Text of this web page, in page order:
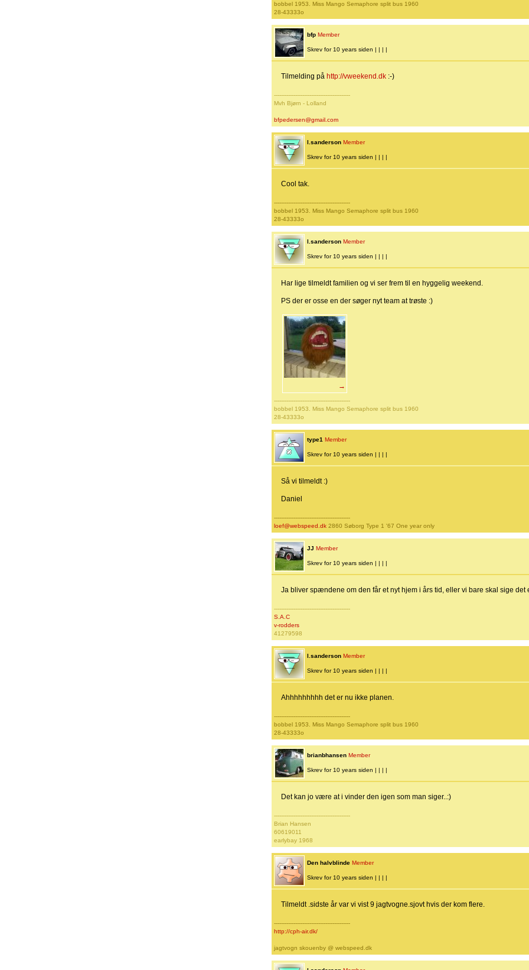
bobbel 1953. Miss Mango Semaphore split bus 1960
28-43333o
bfp Member
Skrev for 10 years siden | | | |
Tilmelding på http://vweekend.dk :-)
-------------------------------------------
Mvh Bjørn - Lolland
bfpedersen@gmail.com
l.sanderson Member
Skrev for 10 years siden | | | |
Cool tak.
-------------------------------------------
bobbel 1953. Miss Mango Semaphore split bus 1960
28-43333o
l.sanderson Member
Skrev for 10 years siden | | | |
Har lige tilmeldt familien og vi ser frem til en hyggelig weekend.
PS der er osse en der søger nyt team at trøste :)
→
-------------------------------------------
bobbel 1953. Miss Mango Semaphore split bus 1960
28-43333o
type1 Member
Skrev for 10 years siden | | | |
Så vi tilmeldt :)
Daniel
-------------------------------------------
loef@webspeed.dk 2860 Søborg Type 1 '67 One year only
JJ Member
Skrev for 10 years siden | | | |
Ja bliver spændene om den får et nyt hjem i års tid, eller vi bare skal sige det
-------------------------------------------
S.A.C
v-rodders
41279598
l.sanderson Member
Skrev for 10 years siden | | | |
Ahhhhhhhhh det er nu ikke planen.
-------------------------------------------
bobbel 1953. Miss Mango Semaphore split bus 1960
28-43333o
brianbhansen Member
Skrev for 10 years siden | | | |
Det kan jo være at i vinder den igen som man siger..:)
-------------------------------------------
Brian Hansen
60619011
earlybay 1968
Den halvblinde Member
Skrev for 10 years siden | | | |
Tilmeldt .sidste år var vi vist 9 jagtvogne.sjovt hvis der kom flere.
-------------------------------------------
http://cph-air.dk/
jagtvogn skouenby @ webspeed.dk